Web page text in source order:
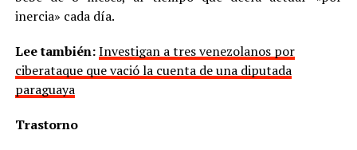
inercia» cada día.
Lee también:Investigan a tres venezolanos por
ciberataque que vació la cuenta de una diputada
paraguaya
Trastorno